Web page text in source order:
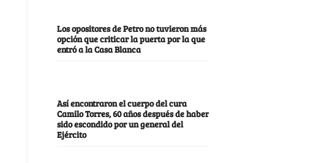
Los opositores de Petro no tuvieron más
opción que criticar la puerta por la que
entró a la Casa Blanca
Así encontraron el cuerpo del cura
Camilo Torres, 60 años después de haber
sido escondido por un general del
Ejército